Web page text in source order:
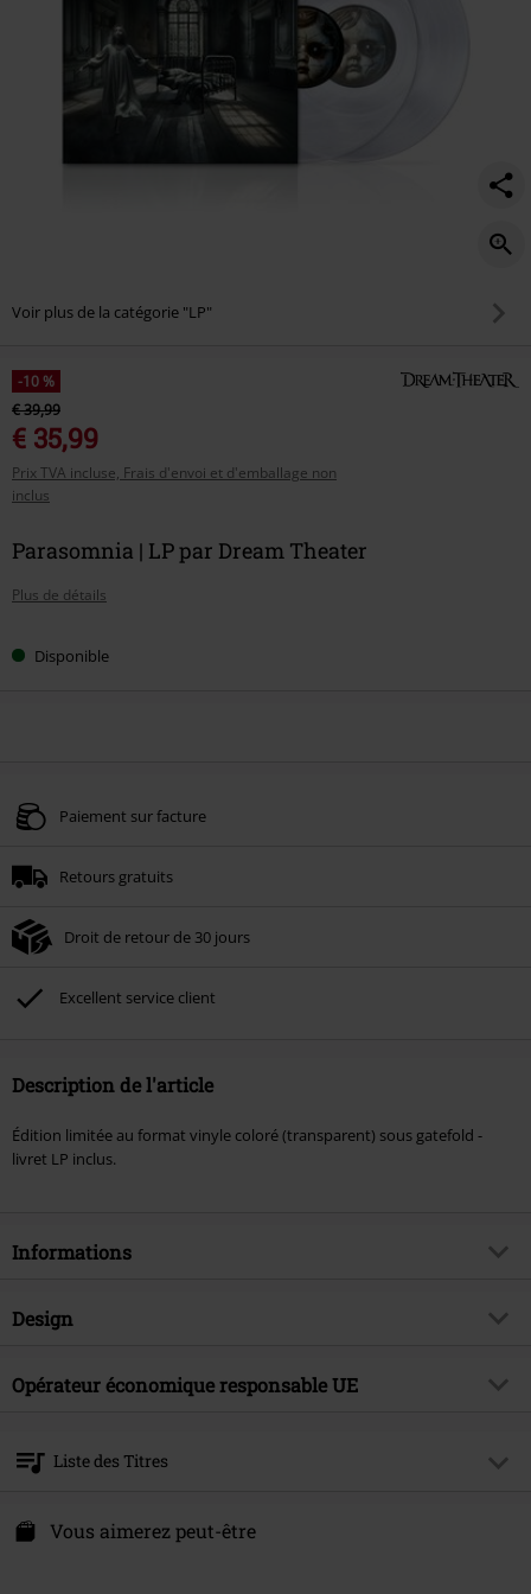
Voir plus de la catégorie "LP"
-10 %
€ 39,99
€ 35,99
Prix TVA incluse, Frais d'envoi et d'emballage non
inclus
Parasomnia | LP par Dream Theater
Plus de détails
Disponible
Paiement sur facture
Retours gratuits
Droit de retour de 30 jours
Excellent service client
Description de l'article
Édition limitée au format vinyle coloré (transparent) sous gatefold -
livret LP inclus.
Informations
Article n°.
Genre (musique)
Progressive Metal
Artiste
Design
Catégorie de produit
Opérateur économique responsable UE
Balanstraße 73 // Haus 31
81541 München
kontakt@sonymusic.com
Liste des Titres
Vous aimerez peut-être